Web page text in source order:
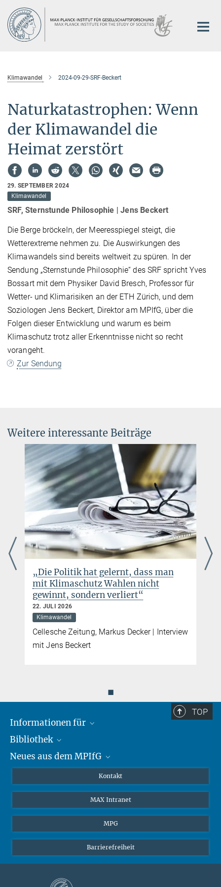
Hauptinhalt
Klimawandel 2024-09-29-SRF-Beckert
Naturkatastrophen: Wenn
der Klimawandel die
Heimat zerstört
29. SEPTEMBER 2024
Klimawandel
SRF, Sternstunde Philosophie | Jens Beckert
Die Berge bröckeln, der Meeresspiegel steigt, die
Wetterextreme nehmen zu. Die Auswirkungen des
Klimawandels sind bereits weltweit zu spüren. In der
Sendung „Sternstunde Philosophie“ des SRF spricht Yves
Bossart mit dem Physiker David Bresch, Professor für
Wetter- und Klimarisiken an der ETH Zürich, und dem
Soziologen Jens Beckert, Direktor am MPIfG, über die
Folgen dieser Entwicklung und warum es beim
Klimaschutz trotz aller Erkenntnisse nicht so recht
vorangeht.
Zur Sendung
Weitere interessante Beiträge
„Die Politik hat gelernt, dass man
mit Klimaschutz Wahlen nicht
gewinnt, sondern verliert“
22. JULI 2026
Klimawandel
Cellesche Zeitung, Markus Decker | Interview
mit Jens Beckert
◼
TOP
Informationen für
Forschende
Gäste
Bibliothek
Profil
Remote Zugriff EZproxy
Neues aus dem MPIfG
Newsletter abonnieren
MPIfG auf LinkedIn
Magazin Gesellschaftsforschung
Kontakt
MAX Intranet
MPG
Barrierefreiheit